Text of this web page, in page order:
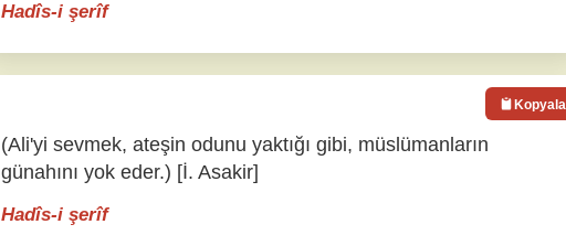
Hadîs-i şerîf
(Ali'yi sevmek, ateşin odunu yaktığı gibi, müslümanların
günahını yok eder.) [İ. Asakir]
Hadîs-i şerîf
Kopyala